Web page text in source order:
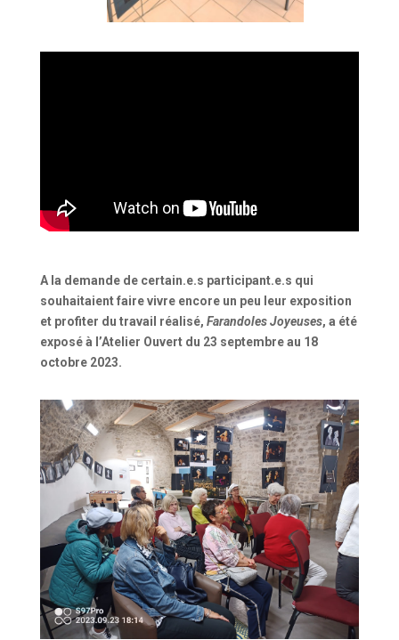
A la demande de certain.e.s participant.e.s qui
souhaitaient faire vivre encore un peu leur exposition
et profiter du travail réalisé, Farandoles Joyeuses, a été
exposé à l’Atelier Ouvert du 23 septembre au 18
octobre 2023.